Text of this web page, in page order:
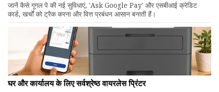
जानें कैसे गूगल पे की नई सुविधाएं, 'Ask Google Pay' और एसबीआई क्रेडिट
कार्ड, खर्चों को ट्रैक करना और वित्त प्रबंधन आसान बनाती हैं।
घर और कार्यालय के लिए सर्वश्रेष्ठ वायरलेस प्रिंटर